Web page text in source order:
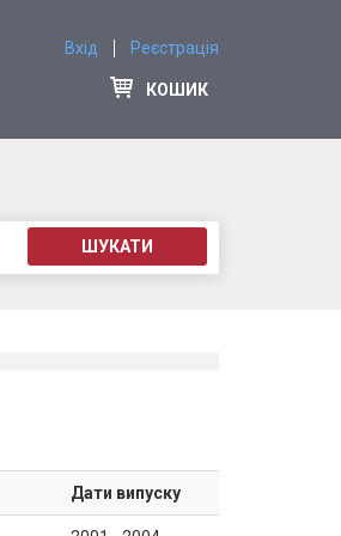
Вхід Реєстрація
КОШИК
ШУКАТИ
Дати випуску